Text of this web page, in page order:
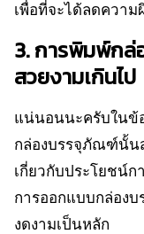
เพื่อที่จะได้ลดควา
3. การพิมพ์ก
สวยงามเกินไป
แน่นอนนะครับในข้
กล่องบรรจุภัณฑ์นั้น
เกี่ยวกับประโยชน์
การออกแบบกล่อง
งดงามเป็นหลัก